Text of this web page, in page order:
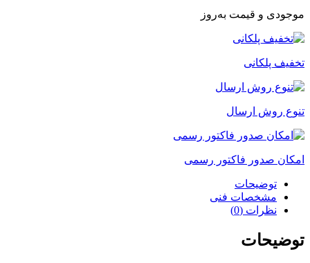
موجودی و قیمت به‌روز
تخفیف پلکانی
تنوع روش ارسال
امکان صدور فاکتور رسمی
توضیحات
مشخصات فنی
نظرات (0)
توضیحات